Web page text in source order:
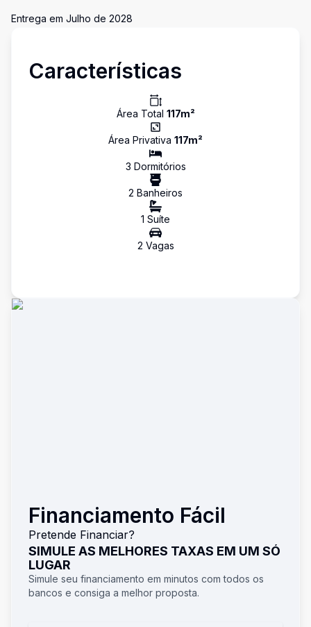
Entrega em Julho de 2028
Características
Área Total 117m²
Área Privativa 117m²
3 Dormitórios
2 Banheiros
1 Suíte
2 Vagas
Financiamento Fácil
Pretende Financiar?
SIMULE AS MELHORES TAXAS EM UM SÓ
LUGAR
Simule seu financiamento em minutos com todos os
bancos e consiga a melhor proposta.